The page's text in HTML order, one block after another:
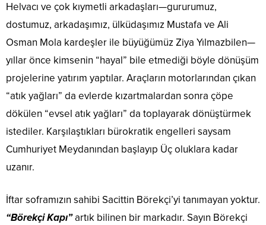
Helvacı ve çok kıymetli arkadaşları—gururumuz,
dostumuz, arkadaşımız, ülküdaşımız Mustafa ve Ali
Osman Mola kardeşler ile büyüğümüz Ziya Yılmazbilen—
yıllar önce kimsenin “hayal” bile etmediği böyle dönüşüm
projelerine yatırım yaptılar. Araçların motorlarından çıkan
“atık yağları” da evlerde kızartmalardan sonra çöpe
dökülen “evsel atık yağları” da toplayarak dönüştürmek
istediler. Karşılaştıkları bürokratik engelleri saysam
Cumhuriyet Meydanından başlayıp Üç oluklara kadar
uzanır.
İftar soframızın sahibi Sacittin Börekçi’yi tanımayan yoktur.
“Börekçi Kapı”artık bilinen bir markadır. Sayın Börekçi